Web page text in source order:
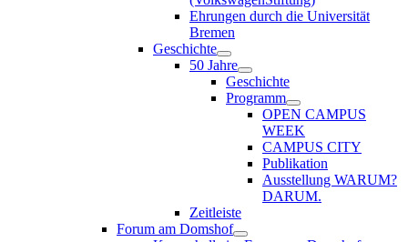
Ehrungen durch die Universität
Bremen
Geschichte
50 Jahre
Geschichte
Programm
OPEN CAMPUS
WEEK
CAMPUS CITY
Publikation
Ausstellung WARUM?
DARUM.
Zeitleiste
Forum am Domshof